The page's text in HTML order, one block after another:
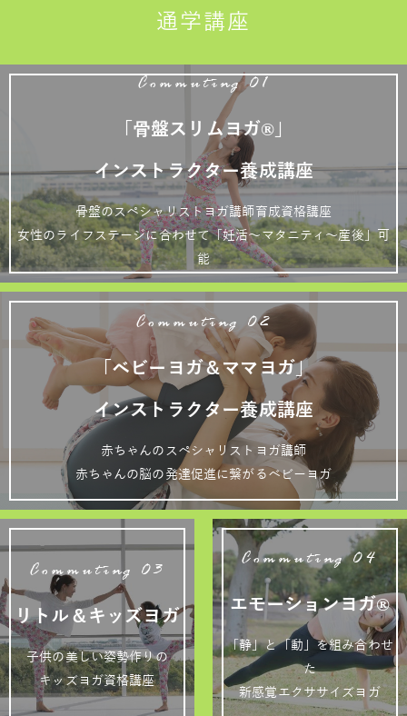
通学講座
Commuting 01
「骨盤スリムヨガ®」
インストラクター養成講座
骨盤のスペシャリストヨガ講師育成資格講座
女性のライフステージに合わせて「妊活～マタニティ～産後」可
能
Commuting 02
「ベビーヨガ＆ママヨガ」
インストラクター養成講座
赤ちゃんのスペシャリストヨガ講師
赤ちゃんの脳の発達促進に繋がるベビーヨガ
Commuting 03
リトル＆キッズヨガ
子供の美しい姿勢作りの
キッズヨガ資格講座
Commuting 04
エモーションヨガ®
「静」と「動」を組み合わせ
た
新感覚エクササイズヨガ